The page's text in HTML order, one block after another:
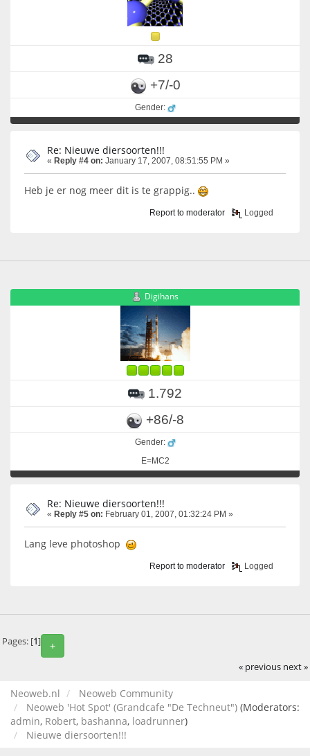
28
+7/-0
Gender:
Re: Nieuwe diersoorten!!!
« Reply #4 on: January 17, 2007, 08:51:55 PM »
Heb je er nog meer dit is te grappig..
Report to moderator Logged
Digihans
1.792
+86/-8
Gender:
E=MC2
Re: Nieuwe diersoorten!!!
« Reply #5 on: February 01, 2007, 01:32:24 PM »
Lang leve photoshop
Report to moderator Logged
+
Pages: [1]
« previous next »
Neoweb.nl
Neoweb Community
Neoweb 'Hot Spot' (Grandcafe "De Techneut") (Moderators:
admin, Robert, bashanna, loadrunner)
Nieuwe diersoorten!!!